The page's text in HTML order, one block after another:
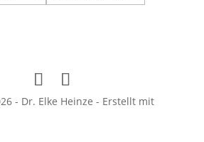
- Dr. Elke Heinze - Erstellt mit